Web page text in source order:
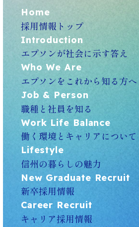
Home
採用情報トップ
Introduction
エプソンが社会に示す答え
Who We Are
エプソンをこれから知る方へ
Job & Person
職種と社員を知る
Work Life Balance
働く環境とキャリアについて
Lifestyle
信州の暮らしの魅力
New Graduate Recruit
新卒採用情報
Career Recruit
キャリア採用情報